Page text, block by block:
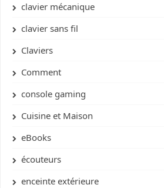
clavier mécanique
clavier sans fil
Claviers
Comment
console gaming
Cuisine et Maison
eBooks
écouteurs
enceinte extérieure